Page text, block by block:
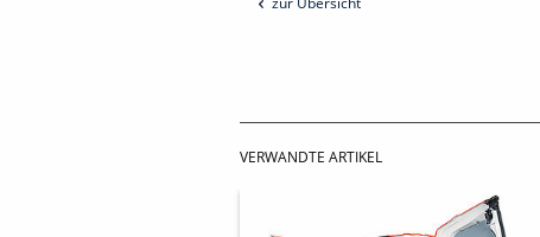
VERWANDTE ARTIKEL